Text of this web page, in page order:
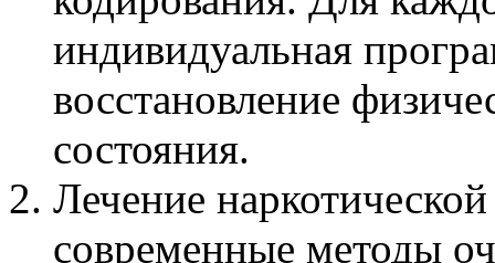
индивидуальная
восстановление
состояния.
Лечение
современные методы